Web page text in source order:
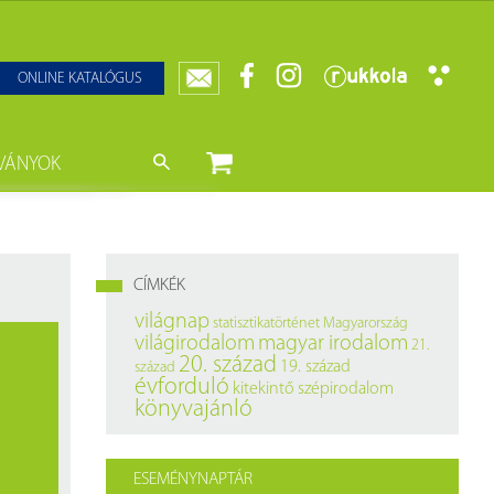
ONLINE KATALÓGUS
CÍMKÉK
világnap statisztikatörténet Magyarország
világirodalom magyar irodalom 21.
század 20. század 19. század
évforduló kitekintő szépirodalom
könyvajánló
ESEMÉNYNAPTÁR